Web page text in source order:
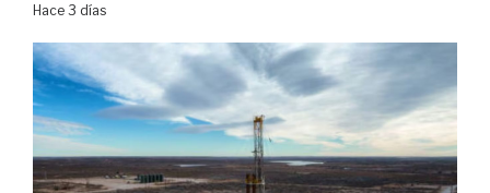
Hace 3 días